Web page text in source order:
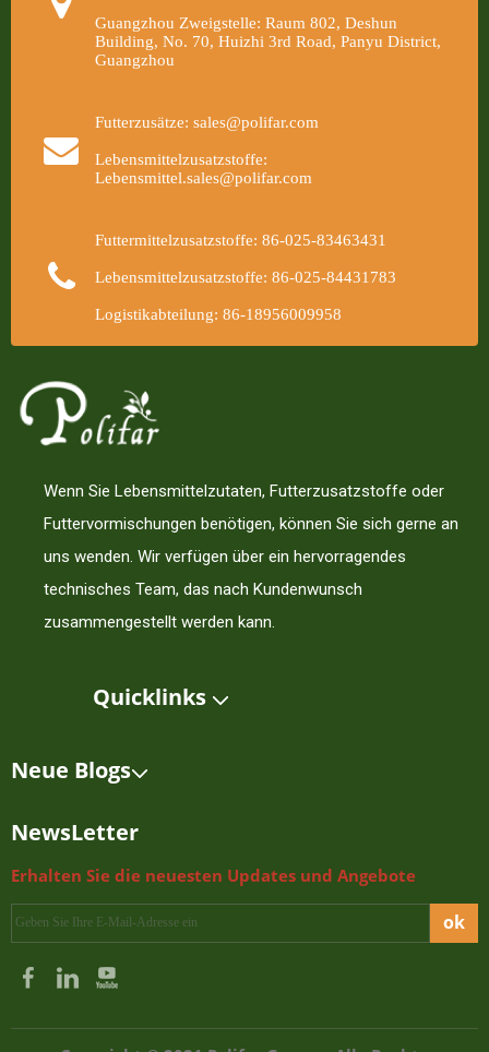
Guangzhou Zweigstelle: Raum 802, Deshun
Building, No. 70, Huizhi 3rd Road, Panyu District,
Guangzhou
Futterzusätze: sales@polifar.com
Lebensmittelzusatzstoffe:
Lebensmittel.sales@polifar.com
Futtermittelzusatzstoffe: 86-025-83463431
Lebensmittelzusatzstoffe: 86-025-84431783
Logistikabteilung: 86-18956009958
Wenn Sie Lebensmittelzutaten, Futterzusatzstoffe oder
Futtervormischungen benötigen, können Sie sich gerne an
uns wenden. Wir verfügen über ein hervorragendes
technisches Team, das nach Kundenwunsch
zusammengestellt werden kann.
Quicklinks
Neue Blogs
NewsLetter
Erhalten Sie die neuesten Updates und Angebote
ok